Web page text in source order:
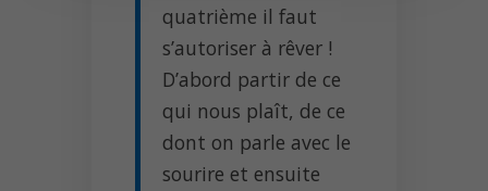
quatrième il faut
s’autoriser à rêver !
D’abord partir de ce
qui nous plaît, de ce
dont on parle avec le
sourire et ensuite